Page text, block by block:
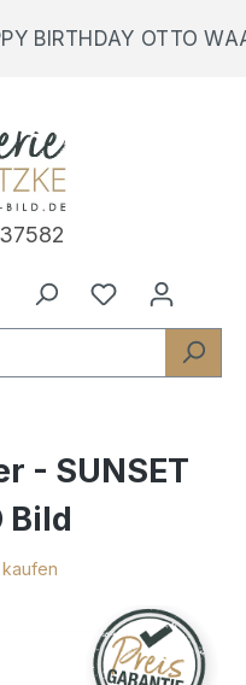
BIRTHDAY OTTO
- SUNSET
Bild